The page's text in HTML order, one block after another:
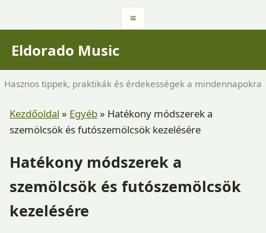
≡
Eldorado Music
Hasznos tippek, praktikák és érdekességek a mindennapokra
Kezdőoldal » Egyéb» Hatékony módszerek a
szemölcsök és futószemölcsök kezelésére
Hatékony módszerek a
szemölcsök és futószemölcsök
kezelésére